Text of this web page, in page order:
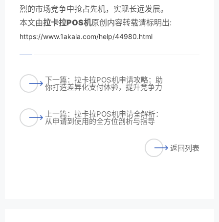
烈的市场竞争中抢占先机，实现长远发展。
本文由拉卡拉POS机原创内容转载请标明出:
https://www.1akala.com/help/44980.html
下一篇：拉卡拉POS机申请攻略：助
你打造差异化支付体验，提升竞争力
上一篇：拉卡拉POS机申请全解析：
从申请到使用的全方位剖析与指导
返回列表